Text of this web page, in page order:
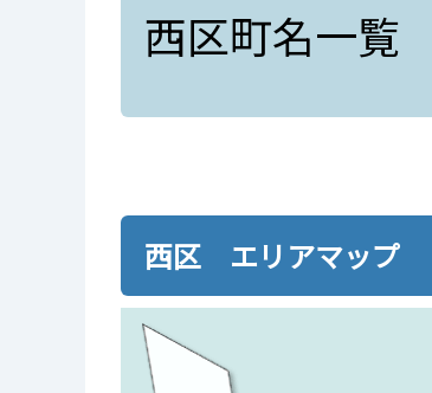
西区町名一覧
西区 エリアマップ